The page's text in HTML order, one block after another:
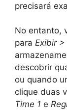
precisará
No entanto,
para Exibir >
descobrir
ou quando
clique duas
Time 1 e